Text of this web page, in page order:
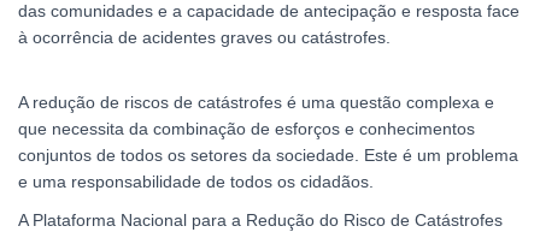
das comunidades e a capacidade de antecipação e resposta face
à ocorrência de acidentes graves ou catástrofes.
A redução de riscos de catástrofes é uma questão complexa e
que necessita da combinação de esforços e conhecimentos
conjuntos de todos os setores da sociedade. Este é um problema
e uma responsabilidade de todos os cidadãos.
A Plataforma Nacional para a Redução do Risco de Catástrofes